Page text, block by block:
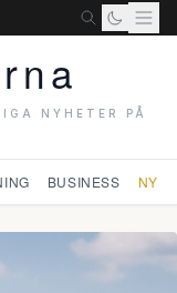
NYHETER PÅ
BUSINESS